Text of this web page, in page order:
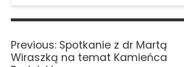
Nawigacja
Previous: Previous
post:
Spotkanie z dr Martą
Wiraszką na temat Kamieńca